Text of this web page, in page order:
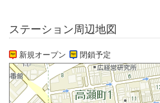
ステーション周辺地図
新規オープン 閉鎖予定